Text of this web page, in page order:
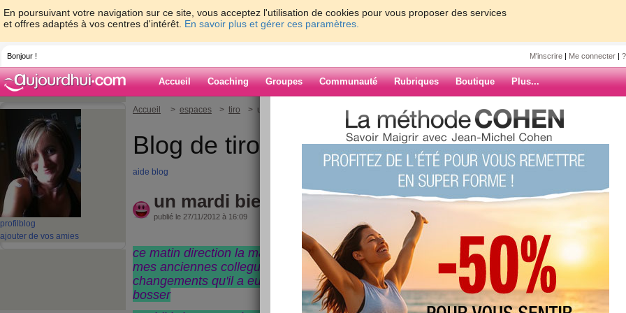
En poursuivant votre navigation sur ce site, vous acceptez l'utilisation de cookies pour vous proposer des services
et offres adaptés à vos centres d'intérêt. En savoir plus et gérer ces paramètres.
Bonjour ! M'inscrire | Me connecter |
Accueil Coaching Groupes Communauté Rubriques Boutique Plus...
profil blog
ajouter de vos amies
Accueil > espaces > tiro > un mardi bien remplit
Blog de tiro
aide blog
un mardi bien remplit
publié le 27/11/2012 à 16:09
ce matin direction la maison de retraite pour juste revoir
mes anciennes collegues et les nouveaux residents..les
changements qu'il a eu..et dès lundi j'y retourne pour
bosser
ARCHIVES